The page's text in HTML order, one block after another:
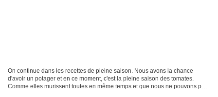
On continue dans les recettes de pleine saison. Nous avons la chance
d'avoir un potager et en ce moment, c'est la pleine saison des tomates.
Comme elles murissent toutes en même temps et que nous ne pouvons pas